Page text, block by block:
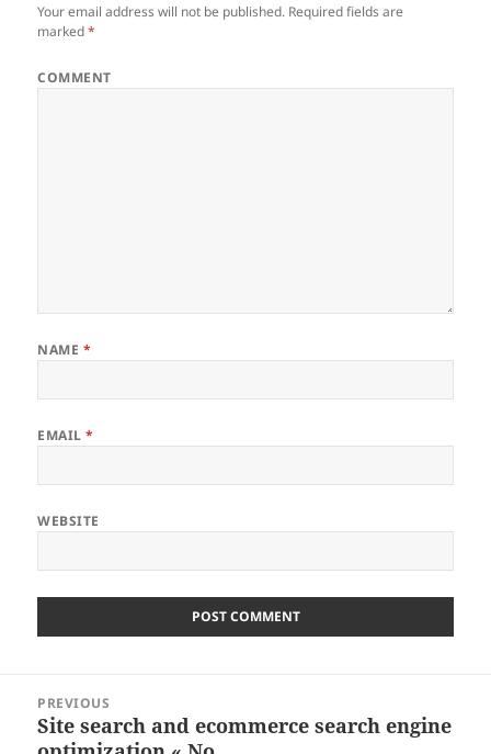
Your email address will not be published. Required fields are
marked*
COMMENT
NAME *
EMAIL*
WEBSITE
navigation
PREVIOUS
Previous
Site search and ecommerce search engine